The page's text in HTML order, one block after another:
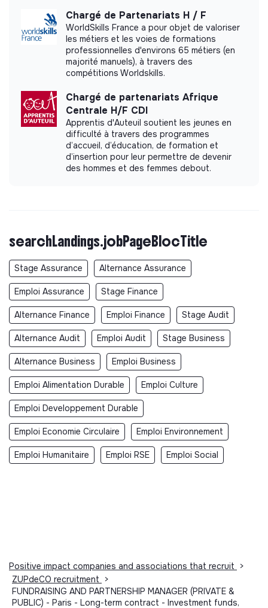
Chargé de Partenariats H / F
WorldSkills France a pour objet de valoriser
les métiers et les voies de formations
professionnelles d'environs 65 métiers (en
majorité manuels), à travers des
compétitions Worldskills.
Chargé de partenariats Afrique
Centrale H/F CDI
Apprentis d'Auteuil soutient les jeunes en
difficulté à travers des programmes
d’accueil, d’éducation, de formation et
d’insertion pour leur permettre de devenir
des hommes et des femmes debout.
searchLandings.jobPageBlocTitle
Stage Assurance Alternance Assurance
Emploi Assurance Stage Finance
Alternance Finance Emploi Finance Stage Audit
Alternance Audit Emploi Audit Stage Business
Alternance Business Emploi Business
Emploi Alimentation Durable Emploi Culture
Emploi Developpement Durable
Emploi Economie Circulaire Emploi Environnement
Emploi Humanitaire Emploi RSE Emploi Social
Positive impact companies and associations that recruit
>
ZUPdeCO recruitment
>
FUNDRAISING AND PARTNERSHIP MANAGER (PRIVATE &
PUBLIC) - Paris - Long-term contract - Investment funds,